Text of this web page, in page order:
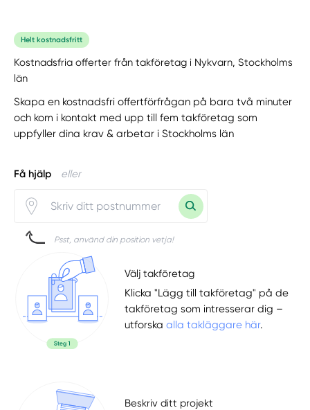
Helt kostnadsfritt
Kostnadsfria offerter från takföretag i Nykvarn, Stockholms
län
Skapa en kostnadsfri offertförfrågan på bara två minuter
och kom i kontakt med upp till fem takföretag som
uppfyller dina krav & arbetar i Stockholms län
Få hjälp eller
Psst, använd din position vetja!
Välj takföretag
Klicka "Lägg till takföretag" på de
takföretag som intresserar dig –
utforskaalla takläggare här.
Beskriv ditt projekt